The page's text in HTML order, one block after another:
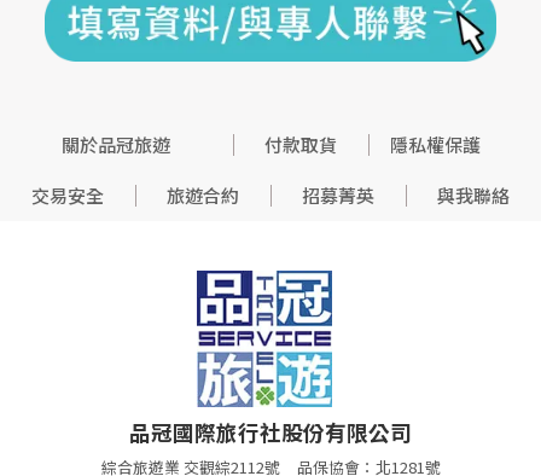
關於品冠旅遊 付款取貨
隱私權保護
交易安全
旅遊合約 招募菁英 與我聯絡
品冠國際旅行社股份有限公司
綜合旅遊業 交觀綜2112號
品保協會：北1281號